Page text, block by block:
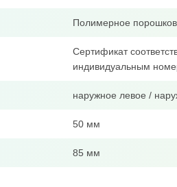
Полимерное
Сертификат
индивидуальным
наружное левое /
50 мм
85 мм